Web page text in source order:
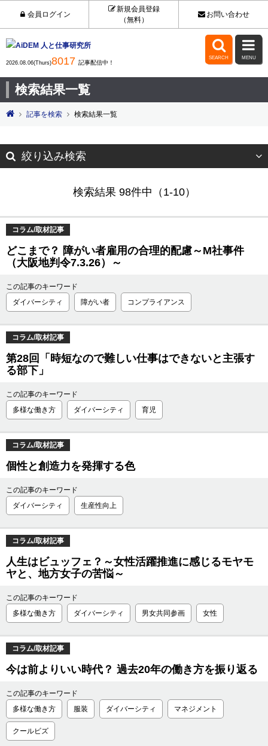
会員ログイン
新規会員登録
（無料）
お問い合わせ
2026.08.06(Thurs)8017 記事配信中！

SEARCH

MENU
検索結果一覧
記事を検索 検索結果一覧
絞り込み検索
検索結果 98件中（1-10）
コラム/取材記事
どこまで？ 障がい者雇用の合理的配慮～M社事件
（大阪地判令7.3.26）～
この記事のキーワード
ダイバーシティ
障がい者 コンプライアンス
コラム/取材記事
第28回「時短なので難しい仕事はできないと主張す
る部下」
この記事のキーワード
多様な働き方
ダイバーシティ 育児
コラム/取材記事
個性と創造力を発揮する色
この記事のキーワード
ダイバーシティ
生産性向上
コラム/取材記事
人生はビュッフェ？～女性活躍推進に感じるモヤモ
ヤと、地方女子の苦悩～
この記事のキーワード
多様な働き方
ダイバーシティ 男女共同参画 女性
コラム/取材記事
今は前よりいい時代？ 過去20年の働き方を振り返る
この記事のキーワード
多様な働き方
服装 ダイバーシティ マネジメント
クールビズ